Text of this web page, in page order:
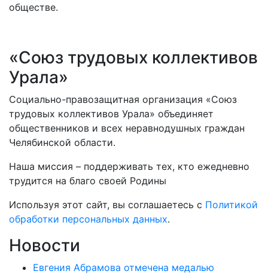
обществе.
«Союз трудовых коллективов
Урала»
Социально-правозащитная организация «Союз
трудовых коллективов Урала» объединяет
общественников и всех неравнодушных граждан
Челябинской области.
Наша миссия – поддерживать тех, кто ежедневно
трудится на благо своей Родины
Используя этот сайт, вы соглашаетесь с Политикой
обработки персональных данных.
Новости
Евгения Абрамова отмечена медалью